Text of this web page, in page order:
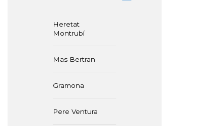
Heretat
Montrubí
Mas Bertran
Gramona
Pere Ventura